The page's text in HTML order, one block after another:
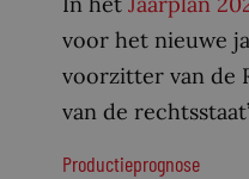
voor het nieuwe
voorzitter van de
van de
Productieprognose